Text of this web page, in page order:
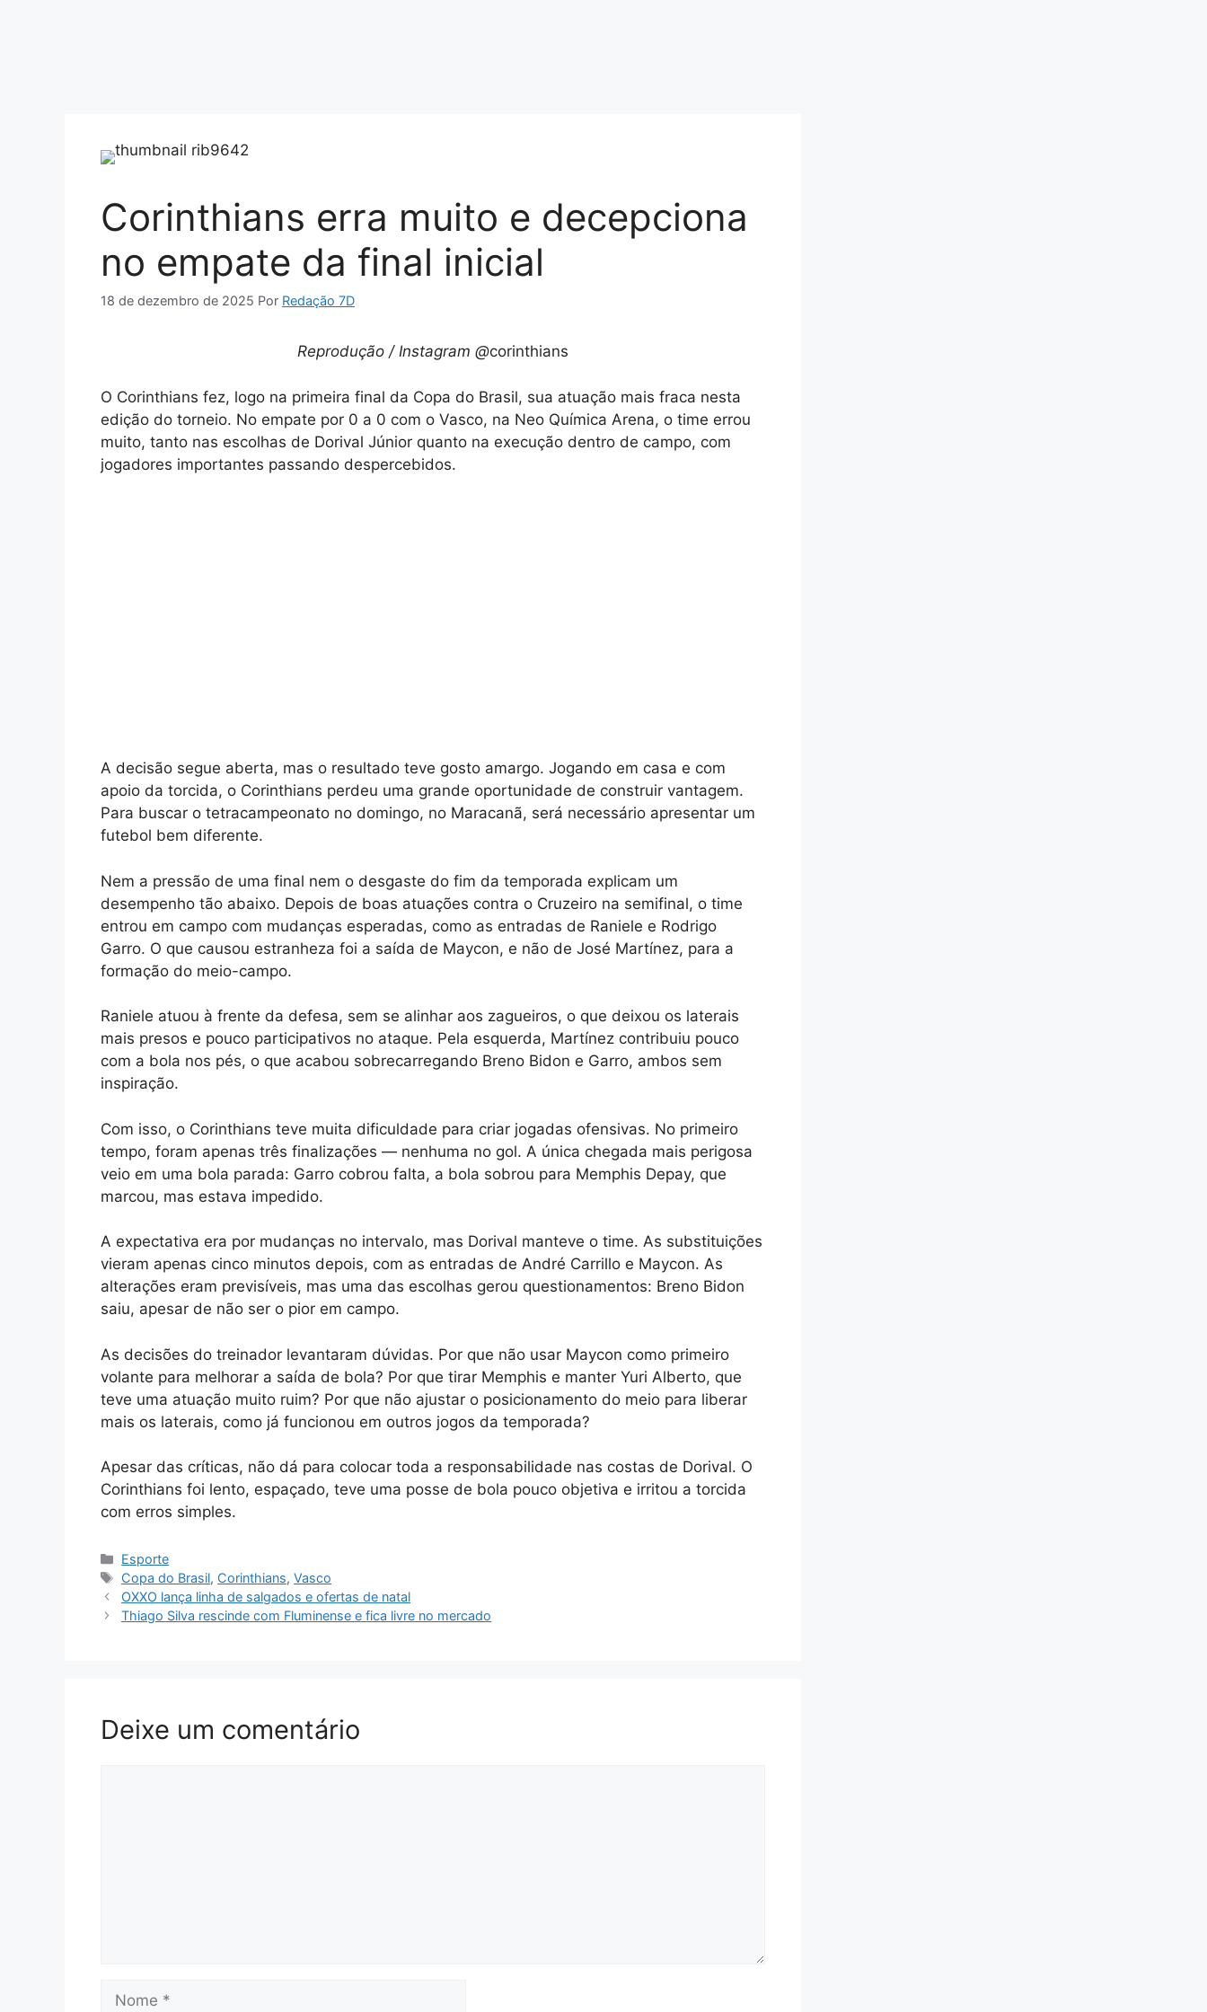
Corinthians erra muito e decepciona
no empate da final inicial
18 de dezembro de 2025 Por Redação 7D
Reprodução / Instagram @corinthians
O Corinthians fez, logo na primeira final da Copa do Brasil, sua atuação mais fraca nesta
edição do torneio. No empate por 0 a 0 com o Vasco, na Neo Química Arena, o time errou
muito, tanto nas escolhas de Dorival Júnior quanto na execução dentro de campo, com
jogadores importantes passando despercebidos.
A decisão segue aberta, mas o resultado teve gosto amargo. Jogando em casa e com
apoio da torcida, o Corinthians perdeu uma grande oportunidade de construir vantagem.
Para buscar o tetracampeonato no domingo, no Maracanã, será necessário apresentar um
futebol bem diferente.
Nem a pressão de uma final nem o desgaste do fim da temporada explicam um
desempenho tão abaixo. Depois de boas atuações contra o Cruzeiro na semifinal, o time
entrou em campo com mudanças esperadas, como as entradas de Raniele e Rodrigo
Garro. O que causou estranheza foi a saída de Maycon, e não de José Martínez, para a
formação do meio-campo.
Raniele atuou à frente da defesa, sem se alinhar aos zagueiros, o que deixou os laterais
mais presos e pouco participativos no ataque. Pela esquerda, Martínez contribuiu pouco
com a bola nos pés, o que acabou sobrecarregando Breno Bidon e Garro, ambos sem
inspiração.
Com isso, o Corinthians teve muita dificuldade para criar jogadas ofensivas. No primeiro
tempo, foram apenas três finalizações — nenhuma no gol. A única chegada mais perigosa
veio em uma bola parada: Garro cobrou falta, a bola sobrou para Memphis Depay, que
marcou, mas estava impedido.
A expectativa era por mudanças no intervalo, mas Dorival manteve o time. As substituições
vieram apenas cinco minutos depois, com as entradas de André Carrillo e Maycon. As
alterações eram previsíveis, mas uma das escolhas gerou questionamentos: Breno Bidon
saiu, apesar de não ser o pior em campo.
As decisões do treinador levantaram dúvidas. Por que não usar Maycon como primeiro
volante para melhorar a saída de bola? Por que tirar Memphis e manter Yuri Alberto, que
teve uma atuação muito ruim? Por que não ajustar o posicionamento do meio para liberar
mais os laterais, como já funcionou em outros jogos da temporada?
Apesar das críticas, não dá para colocar toda a responsabilidade nas costas de Dorival. O
Corinthians foi lento, espaçado, teve uma posse de bola pouco objetiva e irritou a torcida
com erros simples.
Categorias
Esporte
Tags
Copa do Brasil, Corinthians,Vasco
OXXO lança linha de salgados e ofertas de natal
Thiago Silva rescinde com Fluminense e fica livre no mercado
Deixe um comentário
Nome